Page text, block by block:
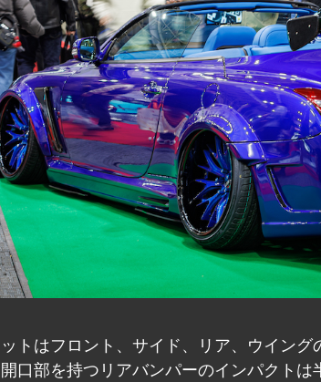
トはフロント、サイド、リア、ウイン
口部を持つリアバンパーのインパクトは